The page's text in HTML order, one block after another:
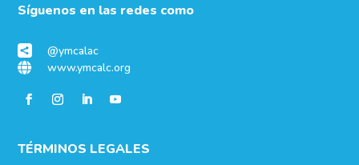
Síguenos en las redes como
 @ymcalac
 www.ymcalc.org
TÉRMINOS LEGALES